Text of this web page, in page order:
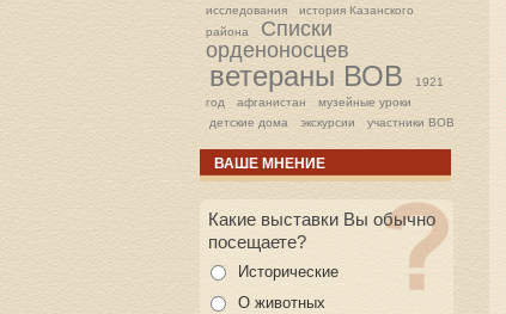
исследования
история Казанского
района
Списки
орденоносцев
ветераны ВОВ
1921
год
афганистан
музейные уроки
детские дома
экскурсии участники ВОВ
ВАШЕ МНЕНИЕ
Какие выставки Вы обычно
посещаете?
Исторические
О животных